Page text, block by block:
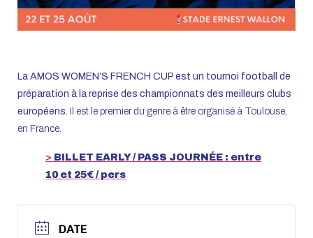
La AMOS WOMEN’S FRENCH CUP est un tournoi football de
préparation à la reprise des championnats des meilleurs clubs
européens.
Il est le premier du genre à être organisé à Toulouse,
en France.
> BILLET EARLY / PASS JOURNÉE : entre
10 et 25€ / pers
DATE